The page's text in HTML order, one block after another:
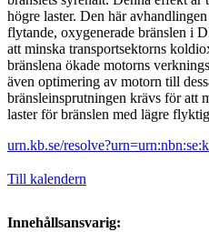
högre laster. Den här
flytande, oxygenerade bränslen i
att minska transportsektorns
bränslena ökade motorns
även optimering av motorn till
bränsleinsprutningen krävs för att
laster för bränslen med lägre
urn.kb.se/
Till kalendern
Innehållsansvarig: